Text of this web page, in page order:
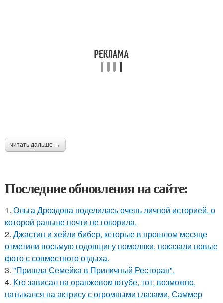
читать дальше →
Последние обновления на сайте:
1. Ольга Дроздова поделилась очень личной историей, о
которой раньше почти не говорила.
2. Джастин и хейли бибер, которые в прошлом месяце
отметили восьмую годовщину помолвки, показали новые
фото с совместного отдыха.
3. "Пришла Семейка в Приличный Ресторан".
4. Кто зависал на оранжевом ютубе, тот, возможно,
натыкался на актрису с огромными глазами, Саммер